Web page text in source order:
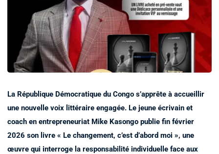
La République Démocratique du Congo s’apprête à accueillir
une nouvelle voix littéraire engagée. Le jeune écrivain et
coach en entrepreneuriat Mike Kasongo publie fin février
2026 son livre « Le changement, c’est d’abord moi », une
œuvre qui interroge la responsabilité individuelle face aux